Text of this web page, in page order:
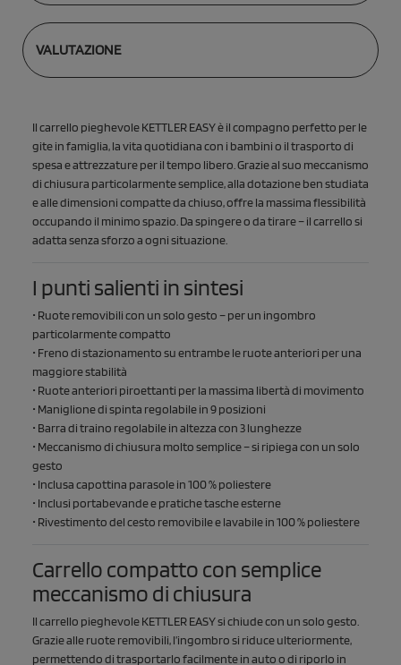
VALUTAZIONE
Il carrello pieghevole KETTLER EASY è il compagno perfetto per le
gite in famiglia, la vita quotidiana con i bambini o il trasporto di
spesa e attrezzature per il tempo libero. Grazie al suo meccanismo
di chiusura particolarmente semplice, alla dotazione ben studiata
e alle dimensioni compatte da chiuso, offre la massima flessibilità
occupando il minimo spazio. Da spingere o da tirare – il carrello si
adatta senza sforzo a ogni situazione.
I punti salienti in sintesi
• Ruote removibili con un solo gesto – per un ingombro
particolarmente compatto
• Freno di stazionamento su entrambe le ruote anteriori per una
maggiore stabilità
• Ruote anteriori piroettanti per la massima libertà di movimento
• Maniglione di spinta regolabile in 9 posizioni
• Barra di traino regolabile in altezza con 3 lunghezze
• Meccanismo di chiusura molto semplice – si ripiega con un solo
gesto
• Inclusa capottina parasole in 100 % poliestere
• Inclusi portabevande e pratiche tasche esterne
• Rivestimento del cesto removibile e lavabile in 100 % poliestere
Carrello compatto con semplice
meccanismo di chiusura
Il carrello pieghevole KETTLER EASY si chiude con un solo gesto.
Grazie alle ruote removibili, l’ingombro si riduce ulteriormente,
permettendo di trasportarlo facilmente in auto o di riporlo in